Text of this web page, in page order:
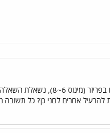
<שלום וסליחה על ההתפרצות> אחרי ש-4 קילו של פרגיות, כנפיים ושוקי עוף עפו לפח לאחר
להעיף לפח או שאפשר לנסות להרעיל אחרים לםני כן?